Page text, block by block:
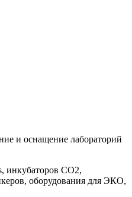
и оснащение лабораторий
инкубаторов CO2,
оборудования для ЭКО,